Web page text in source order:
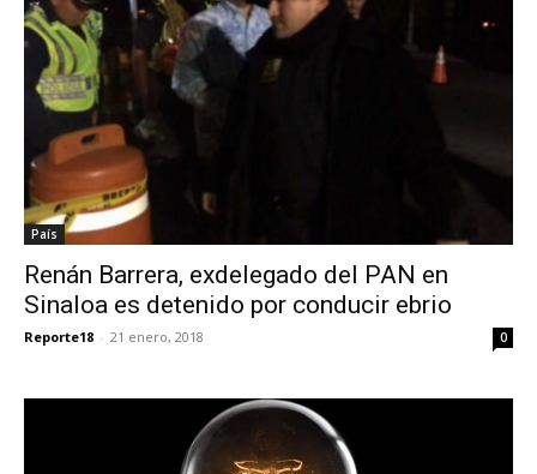
País
Renán Barrera, exdelegado del PAN en
Sinaloa es detenido por conducir ebrio
Reporte18 - 21 enero, 2018 0